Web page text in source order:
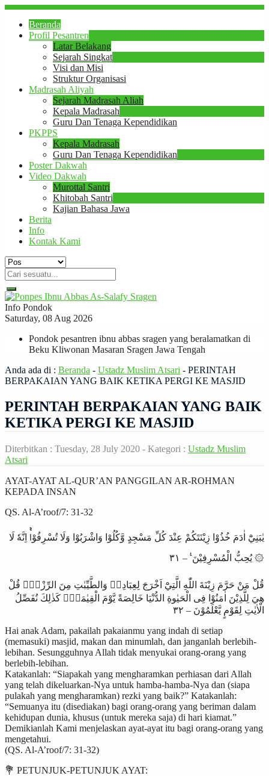
Beranda
Profil Pesantren
Latar Belakang
Sejarah Singkat
Visi dan Misi
Struktur Organisasi
Madrasah Aliyah
Sejarah Madrasah Aliah
Kepala Madrasah
Guru Dan Tenaga Kependidikan
PKPPS
Kepala Madrasah
Guru Dan Tenaga Kependidikan
Poster Dakwah
Video Dakwah
Murottal Santri
Khitobah Santri
Kajian Bahasa Jawa
Berita
Info
Kontak Kami
Info Pondok
Saturday, 08 Aug 2026
Pondok pesantren ibnu abbas sragen yang beralamatkan di
Beku Kliwonan Masaran Sragen Jawa Tengah
Anda ada di : Beranda - Ustadz Muslim Atsari - PERINTAH
BERPAKAIAN YANG BAIK KETIKA PERGI KE MASJID
PERINTAH BERPAKAIAN YANG BAIK
KETIKA PERGI KE MASJID
Diterbitkan : Tuesday, 28 July 2020 - Kategori : Ustadz Muslim
Atsari
AYAT-AYAT AL-QUR’AN PANGGILAN AR-ROHMAN
KEPADA INSAN
QS. Al-A’roof/7: 31-32
يٰبَنِيْٓ اٰدَمَ خُذُوْا زِيْنَتَكُمْ عِنْدَ كُلِّ مَسْجِدٍ وَّكُلُوْا وَاشْرَبُوْا وَلَا تُسْرِفُوْاۚ اِنَّهٗ لَا
يُحِبُّ الْمُسْرِفِيْنَ ࣖ – ٣١ ۞
قُلْ مَنْ حَرَّمَ زِيْنَةَ اللّٰهِ الَّتِيْٓ اَخْرَجَ لِعِبَادِهٖ وَالطَّيِّبٰتِ مِنَ الرِّزْقِۗ قُلْ
هِيَ لِلَّذِيْنَ اٰمَنُوْا فِى الْحَيٰوةِ الدُّنْيَا خَالِصَةً يَّوْمَ الْقِيٰمَةِۗ كَذٰلِكَ نُفَصِّلُ
الْاٰيٰتِ لِقَوْمٍ يَّعْلَمُوْنَ – ٣٢
Hai anak Adam, pakailah pakaianmu yang indah di setiap
(memasuki) masjid, makan dan minumlah, dan janganlah berlebih-
lebihan. Sesungguhnya Allah tidak menyukai orang-orang yang
berlebih-lebihan.
Katakanlah: “Siapakah yang mengharamkan perhiasan dari Allah
yang telah dikeluarkan-Nya untuk hamba-hamba-Nya dan (siapa
pulakah yang mengharamkan) rezki yang baik?” Katakanlah:
“Semuanya itu (disediakan) bagi orang-orang yang beriman dalam
kehidupan dunia, khusus (untuk mereka saja) di hari kiamat.”
Demikianlah Kami menjelaskan ayat-ayat itu bagi orang-orang yang
mengetahui.
(QS. Al-A’roof/7: 31-32)
💐 PETUNJUK-PETUNJUK AYAT: